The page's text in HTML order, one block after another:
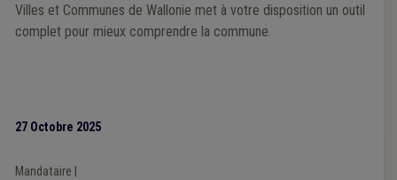
Villes et Communes de Wallonie met à votre disposition un outil
complet pour mieux comprendre la commune.
27 Octobre 2025
Mandataire